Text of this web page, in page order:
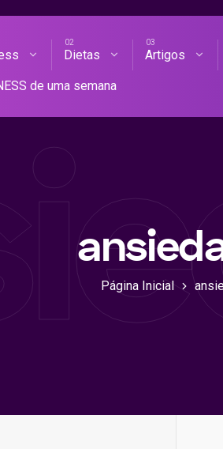
DE ACADEMIA
Dietas Artigos
de uma semana
Página Inicial